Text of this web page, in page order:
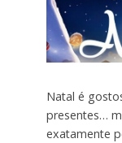
Natal é
presentes…
exatamente